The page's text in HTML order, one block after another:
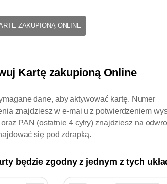
ZAKUPIONĄ ONLINE
Kartę zakupioną Online
dane, aby aktywować kartę. Numer
znajdziesz w e-mailu z potwierdzeniem
oraz PAN (ostatnie 4 cyfry) znajdziesz na
się pod zdrapką.
będzie zgodny z jednym z tych